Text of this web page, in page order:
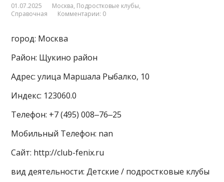
01.07.2025 Москва, Подростковые клубы,
Справочная
Комментарии: 0
город: Москва
Район: Щукино район
Адрес: улица Маршала Рыбалко, 10
Индекс: 123060.0
Телефон: +7 (495) 008‒76‒25
Мобильный Телефон: nan
Сайт: http://club-fenix.ru
вид деятельности: Детские / подростковые клубы